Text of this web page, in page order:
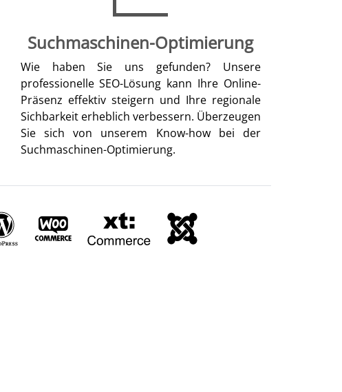
Suchmaschinen-Optimierung
Wie haben Sie uns gefunden? Unsere
professionelle SEO-Lösung kann Ihre Online-
Präsenz effektiv steigern und Ihre regionale
Sichbarkeit erheblich verbessern. Überzeugen
Sie sich von unserem Know-how bei der
Suchmaschinen-Optimierung.